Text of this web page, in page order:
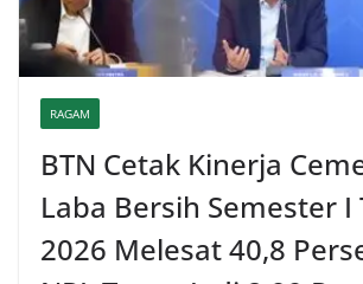
RAGAM
BTN Cetak Kinerja
Laba Bersih Semester I
2026 Melesat 40,8